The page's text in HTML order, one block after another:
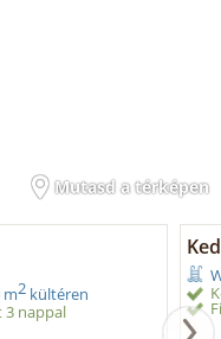
Mutasd a térképen
m2 kültéren
3 nappal